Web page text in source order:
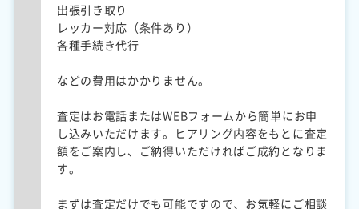
出張引き取り
レッカー対応（条件あり）
各種手続き代行
などの費用はかかりません。
査定はお電話またはWEBフォームから簡単にお申
し込みいただけます。ヒアリング内容をもとに査定
額をご案内し、ご納得いただければご成約となりま
す。
まずは査定だけでも可能ですので、お気軽にご相談